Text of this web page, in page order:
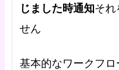
じました時通知それ
せん
基本的なワークフロ